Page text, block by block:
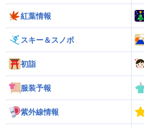
紅葉情報
スキー＆スノボ
初詣
服装予報
紫外線情報